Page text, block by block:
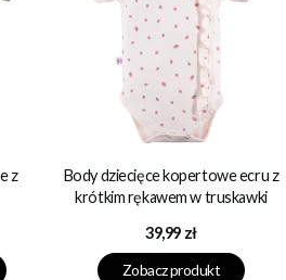
z
Body dziecięce kopertowe ecru z
krótkim rękawem w truskawki
Cena
39,99 zł
Zobacz produkt